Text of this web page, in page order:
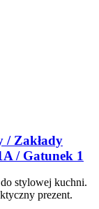
/ Zakłady
/ Gatunek 1
stylowej kuchni.
prezent.